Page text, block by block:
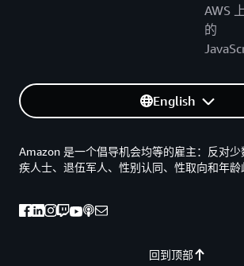
AWS 上
的
English
回到顶部
Amazon 是一个倡导机会均等的雇主：反对
疾人士、退伍军人、性别认同、性取向和年龄